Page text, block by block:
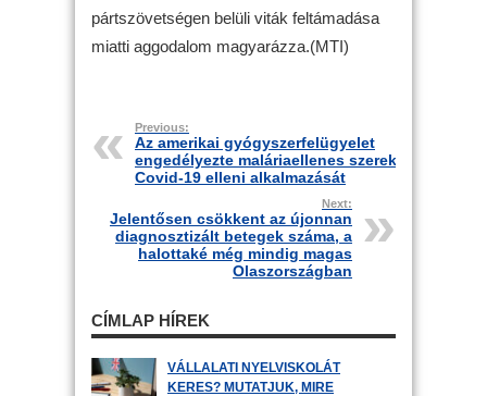
pártszövetségen belüli viták feltámadása
miatti aggodalom magyarázza.(MTI)
Previous:
Az amerikai gyógyszerfelügyelet
engedélyezte maláriaellenes szerek
Covid-19 elleni alkalmazását
Next:
Jelentősen csökkent az újonnan
diagnosztizált betegek száma, a
halottaké még mindig magas
Olaszországban
CÍMLAP HÍREK
VÁLLALATI NYELVISKOLÁT
KERES? MUTATJUK, MIRE